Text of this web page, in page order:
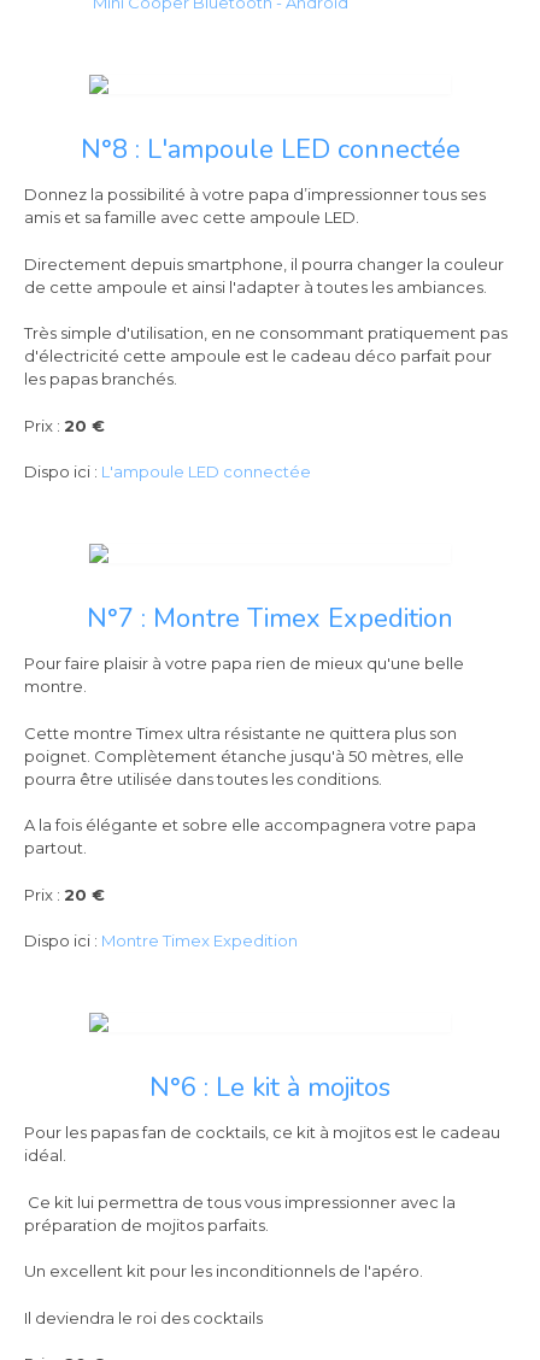
N°8 : L'ampoule LED connectée
Donnez la possibilité à votre papa d’impressionner tous ses
amis et sa famille avec cette ampoule LED.
Directement depuis smartphone, il pourra changer la couleur
de cette ampoule et ainsi l'adapter à toutes les ambiances.
Très simple d'utilisation, en ne consommant pratiquement pas
d'électricité cette ampoule est le cadeau déco parfait pour
les papas branchés.
Prix : 20 €
Dispo ici : L'ampoule LED connectée
N°7 : Montre Timex Expedition
Pour faire plaisir à votre papa rien de mieux qu'une belle
montre.
Cette montre Timex ultra résistante ne quittera plus son
poignet. Complètement étanche jusqu'à 50 mètres, elle
pourra être utilisée dans toutes les conditions.
A la fois élégante et sobre elle accompagnera votre papa
partout.
Prix : 20 €
Dispo ici : Montre Timex Expedition
N°6 : Le kit à mojitos
Pour les papas fan de cocktails, ce kit à mojitos est le cadeau
idéal.
Ce kit lui permettra de tous vous impressionner avec la
préparation de mojitos parfaits.
Un excellent kit pour les inconditionnels de l'apéro.
Il deviendra le roi des cocktails